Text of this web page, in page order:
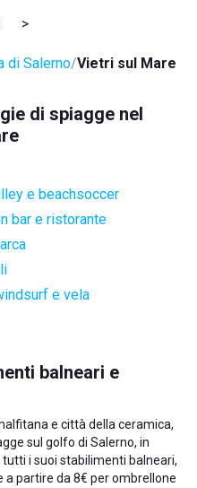
>
di Salerno Vietri sul Mare
di spiagge nel
e beachsoccer
bar e ristorante
e vela
balneari e
e città della ceramica,
sul golfo di Salerno, in
i suoi stabilimenti balneari,
a partire da 8€ per ombrellone